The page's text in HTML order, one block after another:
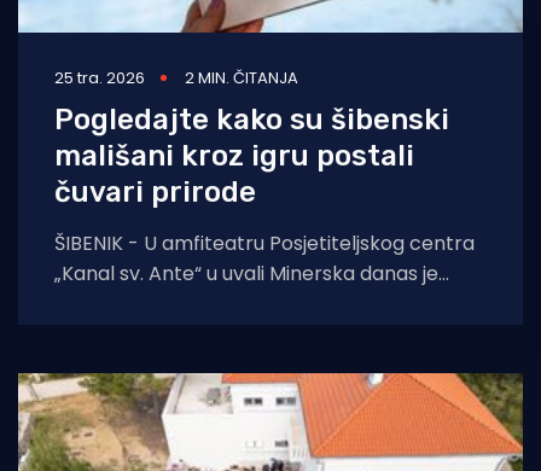
25 tra. 2026 2 MIN. ČITANJA
Pogledajte kako su šibenski
mališani kroz igru postali
čuvari prirode
ŠIBENIK - U amfiteatru Posjetiteljskog centra
„Kanal sv. Ante“ u uvali Minerska danas je
jedne kapljice“, nastale